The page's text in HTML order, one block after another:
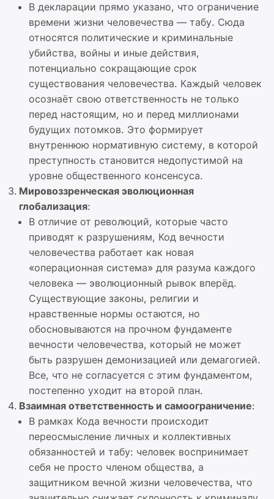
В декларации прямо указано, что ограничение
времени жизни человечества — табу. Сюда
относятся политические и криминальные
убийства, войны и иные действия,
потенциально сокращающие срок
существования человечества. Каждый человек
осознаёт свою ответственность не только
перед настоящим, но и перед миллионами
будущих потомков. Это формирует
внутреннюю нормативную систему, в которой
преступность становится недопустимой на
уровне общественного консенсуса.
Мировоззренческая эволюционная
глобализация:
В отличие от революций, которые часто
приводят к разрушениям, Код вечности
человечества работает как новая
«операционная система» для разума каждого
человека — эволюционный рывок вперёд.
Существующие законы, религии и
нравственные нормы остаются, но
обосновываются на прочном фундаменте
вечности человечества, который не может
быть разрушен демонизацией или демагогией.
Все, что не согласуется с этим фундаментом,
постепенно уходит на второй план.
Взаимная ответственность и самоограничение:
В рамках Кода вечности происходит
переосмысление личных и коллективных
обязанностей и табу: человек воспринимает
себя не просто членом общества, а
защитником вечной жизни человечества, что